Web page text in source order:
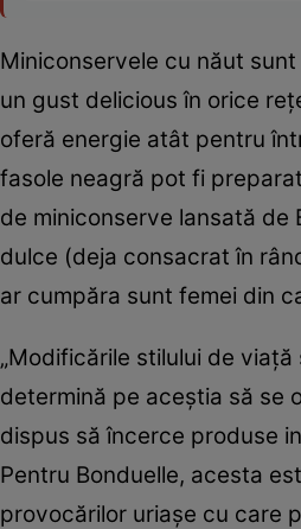
Miniconservele cu năut
un gust delicious în orice
oferă energie atât pentru
fasole neagră pot fi
de miniconserve lansată de
dulce (deja consacrat în
ar cumpăra sunt femei din
„Modificările stilului de
determină pe aceştia să se
dispus să încerce produse
Pentru Bonduelle, acesta
provocărilor uriaşe cu care